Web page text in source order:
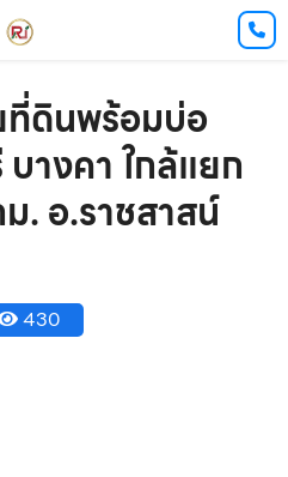
ดินพร้อมบ่อ
บางคา ใกล้แยก
. อ.ราชสาสน์
430